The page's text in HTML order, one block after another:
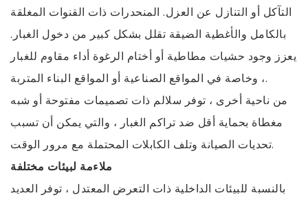
التآكل أو التنازل عن العزل. المنحدرات ذات القنوات المغلقة
بالكامل والأغطية الضيقة تقلل بشكل كبير من دخول الغبار.
يعزز وجود حشيات مطاطية أو أختام الرغوة أداء مقاوم للغبار
، وخاصة في المواقع الصناعية أو المواقع البناء المتربة.
من ناحية أخرى ، توفر سلالم ذات تصميمات مفتوحة أو شبه
مغطاة بحماية أقل ضد تراكم الغبار ، والتي يمكن أن تسبب
تحديات الصيانة وتلف الكابلات المحتملة مع مرور الوقت.
ملاءمة لبيئات مختلفة
بالنسبة للبيئات الداخلية ذات التعرض المعتدل ، توفر العديد